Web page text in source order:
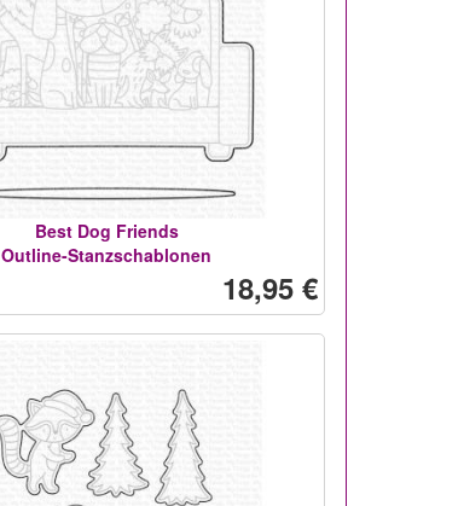
Best Dog Friends
Outline-Stanzschablonen
18,95 €